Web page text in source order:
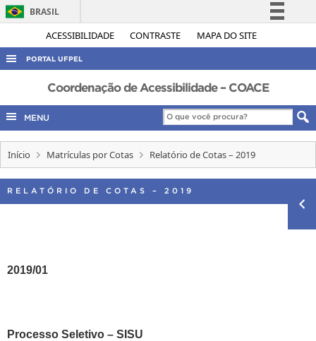
ACESSIBILIDADE CONTRASTE MAPA DO SITE
BRASIL
Simplifique!
Legislação
Canais
PORTAL UFPEL
ACESSO À INFORMAÇÃO
AUDITORIA
COBALTO
CONCURSOS
EDITAIS
INTERNACIONAL
TELEFONES
Coordenação de Acessibilidade – COACE
MENU
Início Matrículas por Cotas Relatório de Cotas – 2019
RELATÓRIO DE COTAS – 2019
2019/01
Processo Seletivo – SISU